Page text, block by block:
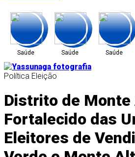
Saúde Saúde Saúde
Tecnologia Negócios Tecnologia
Política Eleição
Distrito de Monte
Fortalecido das
Eleitores de